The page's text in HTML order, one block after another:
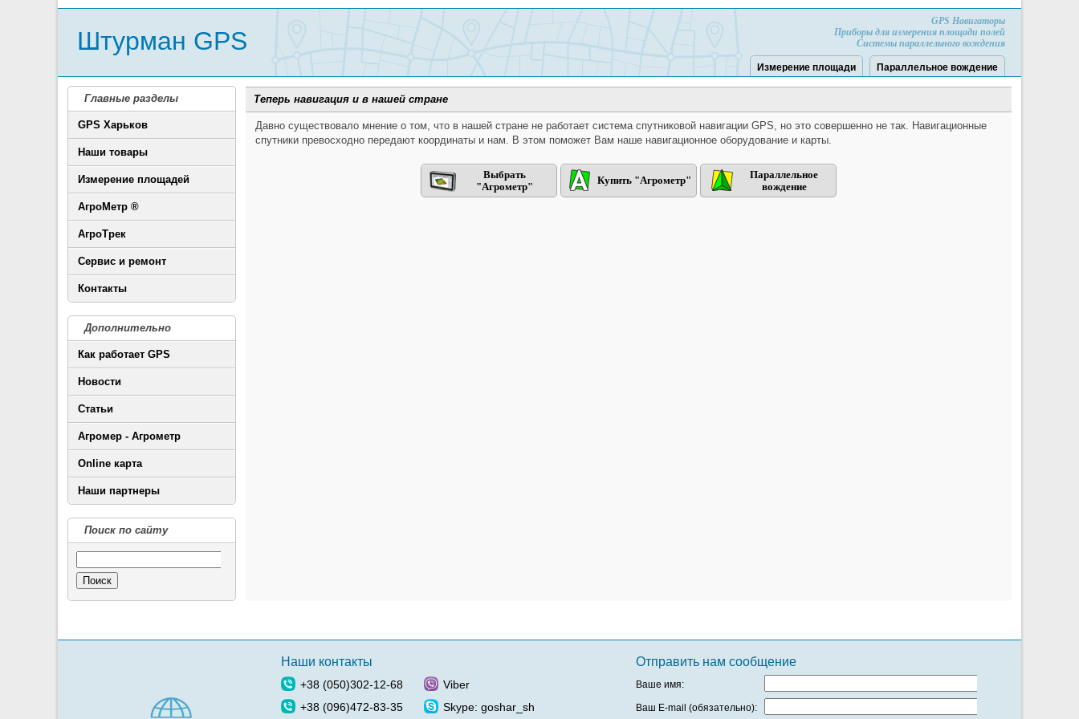
Штурман GPS
GPS Навигаторы
Приборы для измерения площади полей
Системы параллельного вождения
Измерение площади Параллельное вождение
Главные разделы
GPS Харьков
Наши товары
Измерение площадей
АгроМетр ®
АгроТрек
Сервис и ремонт
Контакты
Дополнительно
Как работает GPS
Новости
Статьи
Агромер - Агрометр
Online карта
Наши партнеры
Поиск по сайту
Поиск
Теперь навигация и в нашей стране
Давно существовало мнение о том, что в нашей стране не работает система спутниковой навигации GPS, но это совершенно не так. Навигационные
спутники превосходно передают координаты и нам. В этом поможет Вам наше навигационное оборудование и карты.
Выбрать
"Агрометр"
Купить "Агрометр"
Параллельное
вождение
Наши контакты
+38 (050)302-12-68
+38 (096)472-83-35
Viber
Skype: goshar_sh
Отправить нам сообщение
Ваше имя:
Ваш E-mail (обязательно):